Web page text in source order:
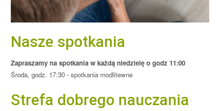
Nasze spotkania
Zapraszamy na spotkania w każdą niedzielę o godz 11:00
Środa, godz. 17:30 - spotkania modlitewne
Strefa dobrego nauczania